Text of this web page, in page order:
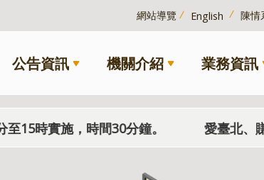
網站導覽 English 陳情
公告資訊 機關介紹 業務資訊
實施，時間30分鐘。 愛臺北、賺獎